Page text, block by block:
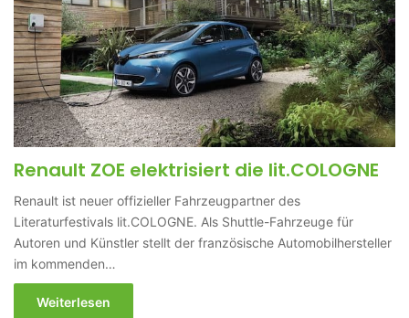
Renault ZOE elektrisiert die lit.COLOGNE
Renault ist neuer offizieller Fahrzeugpartner des
Literaturfestivals lit.COLOGNE. Als Shuttle-Fahrzeuge für
Autoren und Künstler stellt der französische Automobilhersteller
im kommenden…
Weiterlesen